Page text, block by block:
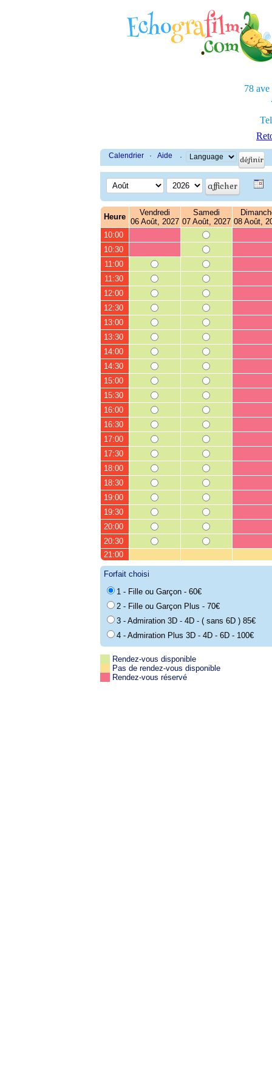
78 ave
Calendrier · Aide ·
Heure
Vendredi
06 Août, 2027
Samedi
07 Août, 2027 08 Août,
10:00
10:30
11:00
11:30
12:00
12:30
13:00
13:30
14:00
14:30
15:00
15:30
16:00
16:30
17:00
17:30
18:00
18:30
19:00
19:30
20:00
20:30
21:00
Forfait choisi
1 - Fille ou Garçon - 60€
2 - Fille ou Garçon Plus - 70€
3 - Admiration 3D - 4D - ( sans 6D ) 85€
4 - Admiration Plus 3D - 4D - 6D - 100€
Rendez-vous disponible
Pas de rendez-vous disponible
Rendez-vous réservé